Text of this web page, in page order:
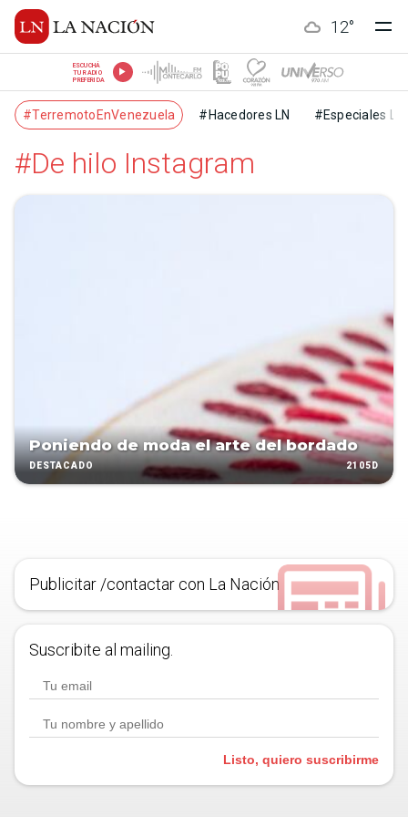
12°
ESCUCHÁ
TU RADIO
PREFERIDA
#TerremotoEnVenezuela #Hacedores LN #Especiales LN
#De hilo Instagram
Poniendo de moda el arte del bordado
DESTACADO 2105D
Publicitar /contactar con La Nación
Suscribite al mailing.
Listo, quiero suscribirme